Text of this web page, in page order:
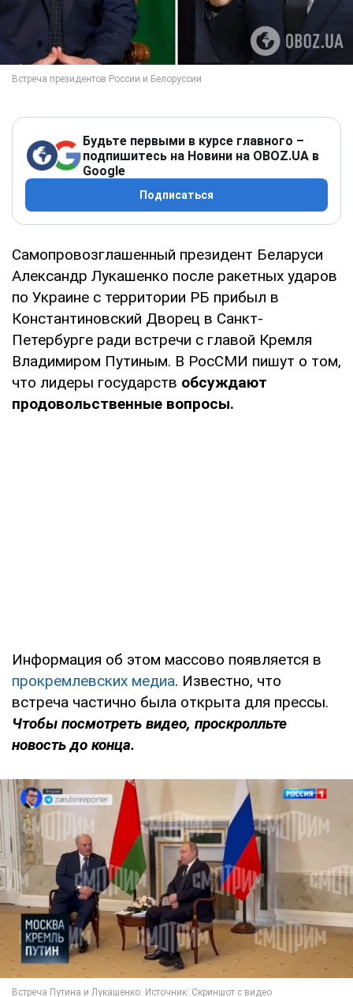
Будьте первыми в курсе главного –
подпишитесь на Новини на OBOZ.UA в
Google
Подписаться
Самопровозглашенный президент Беларуси
Александр Лукашенко после ракетных ударов
по Украине с территории РБ прибыл в
Константиновский Дворец в Санкт-
Петербурге ради встречи с главой Кремля
Владимиром Путиным. В РосСМИ пишут о том,
что лидеры государств обсуждают
продовольственные вопросы.
Информация об этом массово появляется в
прокремлевских медиа. Известно, что
встреча частично была открыта для прессы.
Чтобы посмотреть видео, проскролльте
новость до конца.